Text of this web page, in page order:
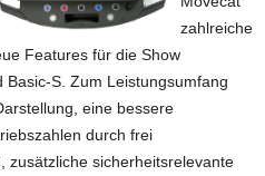
zahlreiche
Features für die Show
S. Zum Leistungsumfang
eine bessere
durch frei
zusätzliche sicherheitsrelevante